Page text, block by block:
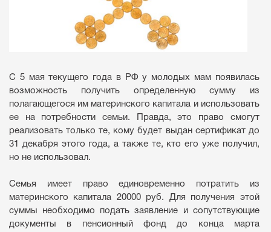
С 5 мая текущего года в РФ у молодых мам появилась
возможность получить определенную сумму из
полагающегося им материнского капитала и использовать
ее на потребности семьи. Правда, это право смогут
реализовать только те, кому будет выдан сертификат до
31 декабря этого года, а также те, кто его уже получил,
но не использовал.
Семья имеет право единовременно потратить из
материнского капитала 20000 руб. Для получения этой
суммы необходимо подать заявление и сопутствующие
документы в пенсионный фонд до конца марта